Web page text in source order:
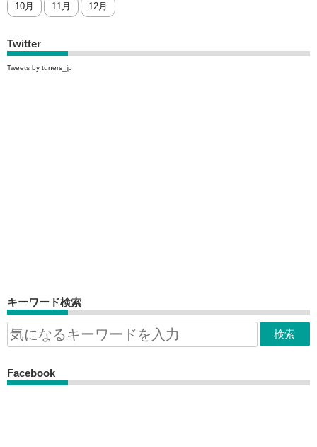
10月 11月 12月
Twitter
Tweets by tuners_jp
キーワード検索
Facebook